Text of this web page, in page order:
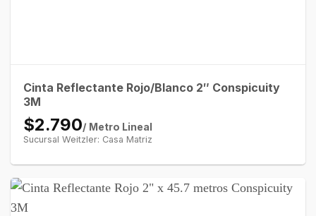
Cinta Reflectante Rojo/Blanco 2″ Conspicuity
3M
$2.790/ Metro Lineal
Sucursal Weitzler: Casa Matriz